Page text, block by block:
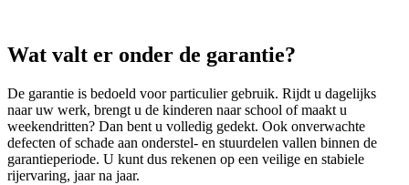
Wat valt er onder de garantie?
De garantie is bedoeld voor particulier gebruik. Rijdt u dagelijks
naar uw werk, brengt u de kinderen naar school of maakt u
weekendritten? Dan bent u volledig gedekt. Ook onverwachte
defecten of schade aan onderstel- en stuurdelen vallen binnen de
garantieperiode. U kunt dus rekenen op een veilige en stabiele
rijervaring, jaar na jaar.